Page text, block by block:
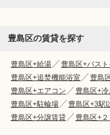
豊島区の賃貸を探す
豊島区+給湯 豊島区+バスト
豊島区+追焚機能浴室
豊島
豊島区+エアコン
豊島区+
豊島区+駐輪場
豊島区+3駅
豊島区+分譲賃貸
豊島区+